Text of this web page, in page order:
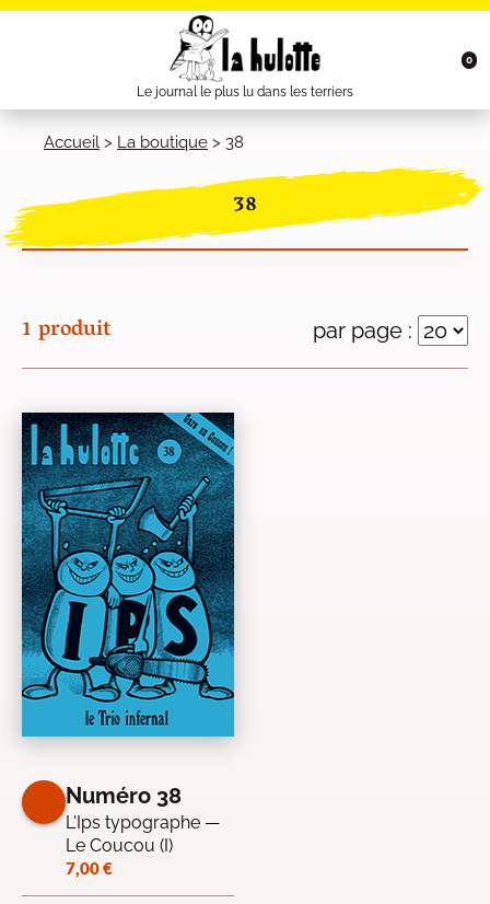
Le journal le plus lu dans les terriers
0
Accueil > La boutique > 38
38
1 produit par page :
Numéro 38
L'Ips typographe —
Le Coucou (I)
7,00€